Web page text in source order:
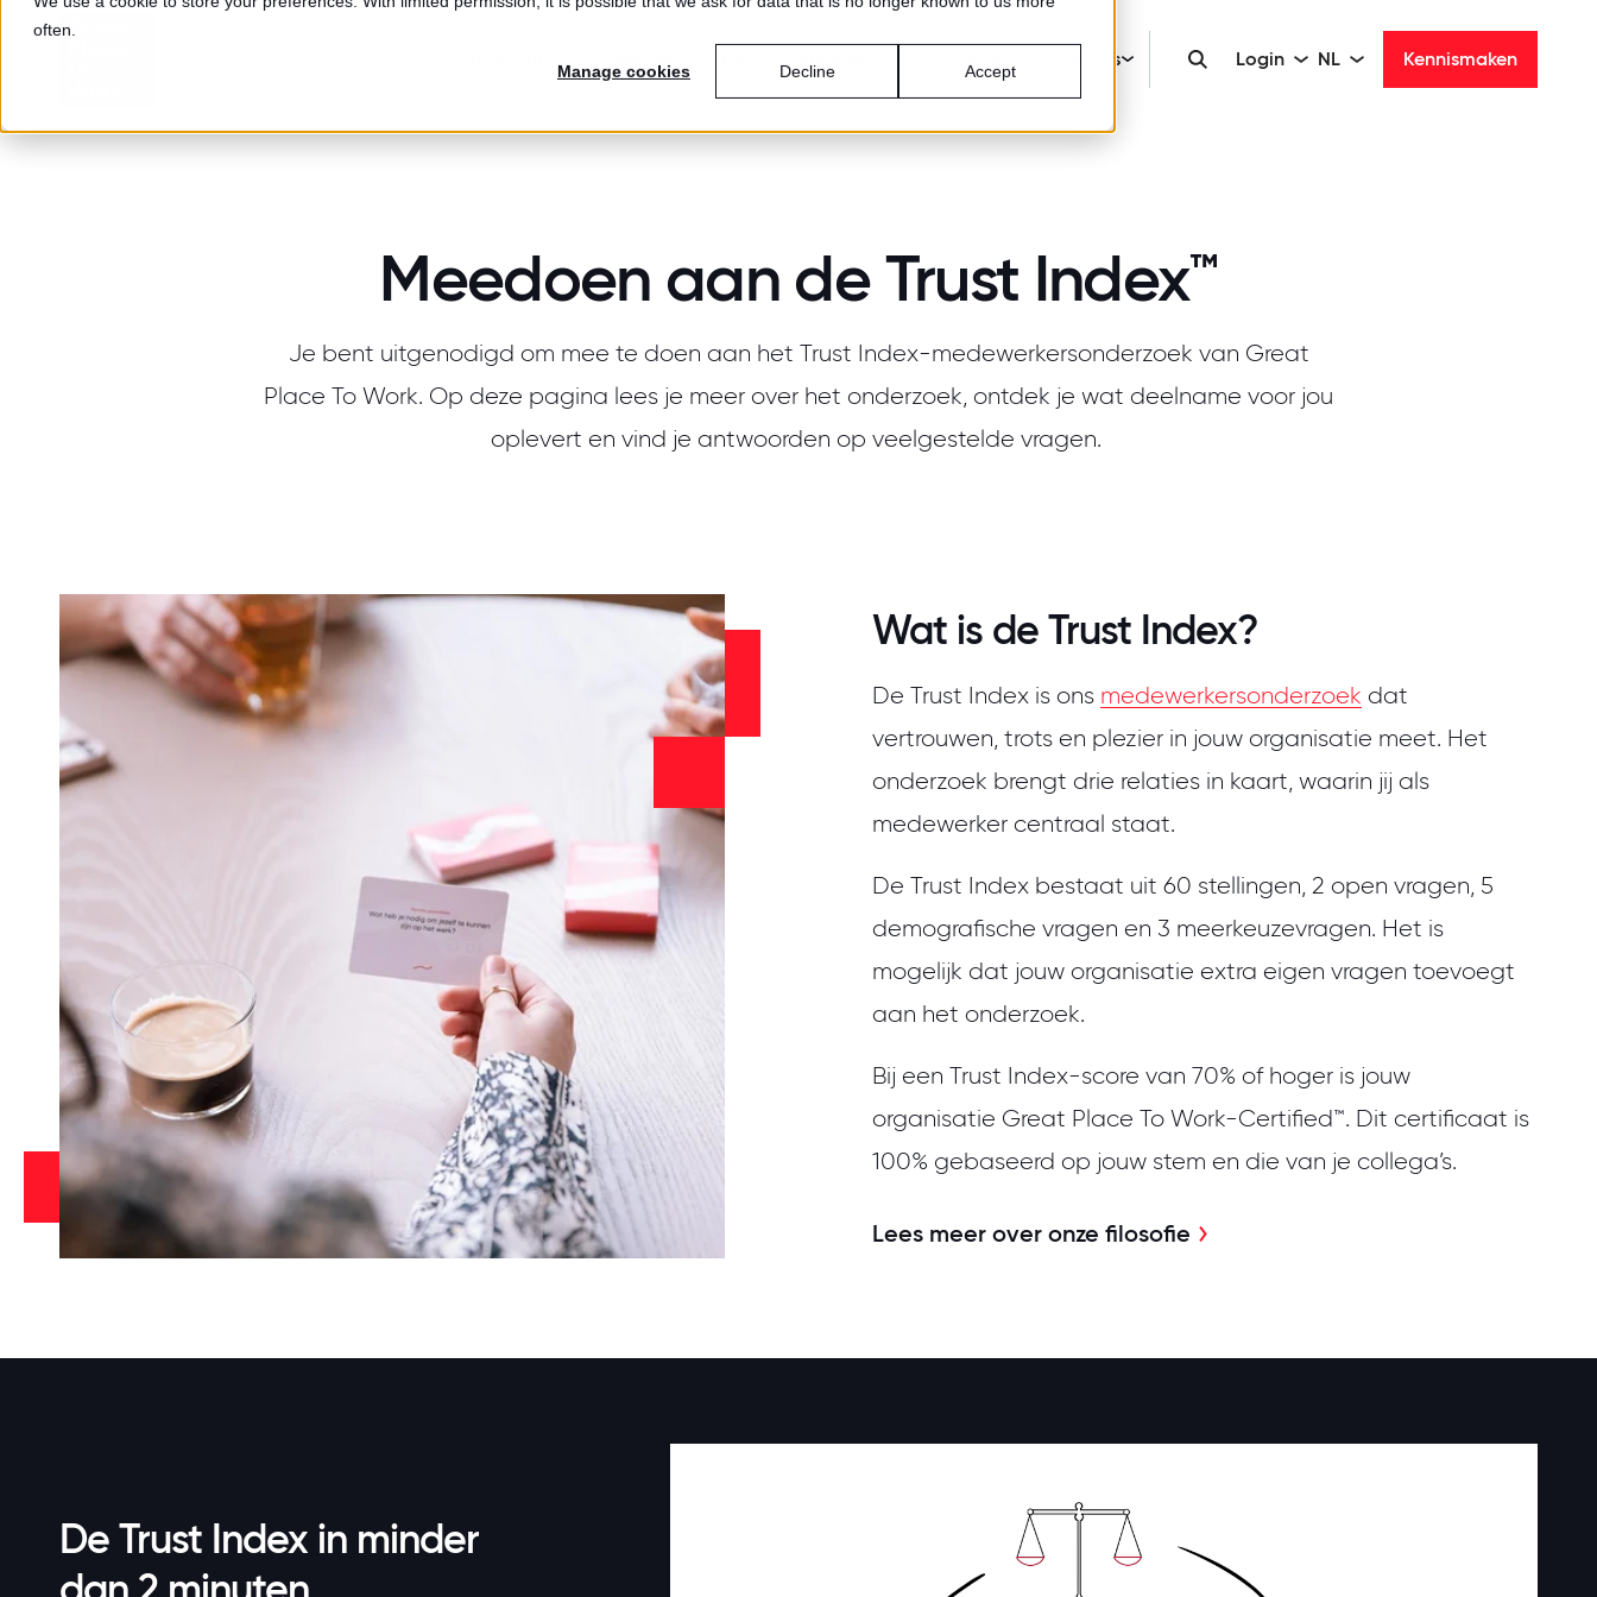
often.
Manage cookies Accept
Decline
Over ons Login NL Kennismaken
Meedoen aan de Trust Index™
Je bent uitgenodigd om mee te doen aan het Trust Index-medewerkersonderzoek van Great
Place To Work. Op deze pagina lees je meer over het onderzoek, ontdek je wat deelname voor jou
oplevert en vind je antwoorden op veelgestelde vragen.
Wat is de Trust Index?
De Trust Index is ons medewerkersonderzoek dat
vertrouwen, trots en plezier in jouw organisatie meet. Het
onderzoek brengt drie relaties in kaart, waarin jij als
medewerker centraal staat.
De Trust Index bestaat uit 60 stellingen, 2 open vragen, 5
demografische vragen en 3 meerkeuzevragen. Het is
mogelijk dat jouw organisatie extra eigen vragen toevoegt
aan het onderzoek.
Bij een Trust Index-score van 70% of hoger is jouw
organisatie Great Place To Work-Certified™. Dit certificaat is
100% gebaseerd op jouw stem en die van je collega’s.
Lees meer over onze filosofie
De Trust Index in minder